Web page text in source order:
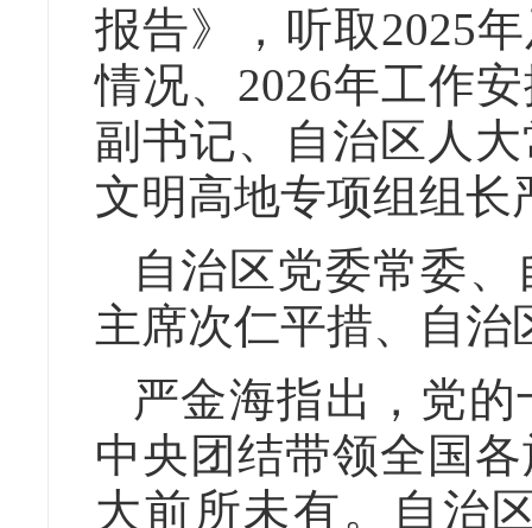
报告》，听取2025
情况、2026年工作
副书记、自治区人
文明高地专项组组长
自治区党委常委
主席次仁平措、自
严金海指出，党
中央团结带领全国
大前所未有。自治